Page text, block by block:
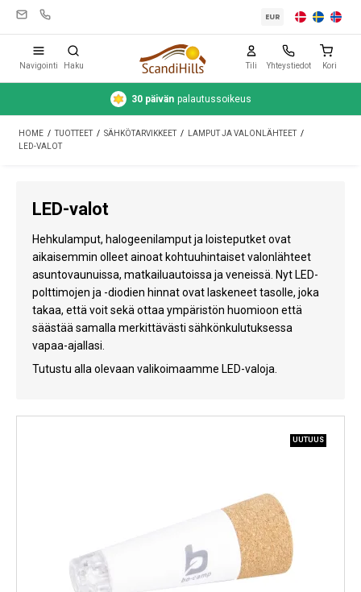
Teltat
Puhdistus ja hoito
Matkavarusteet
Auto ja peräkärry
Kaasu
Vesi
Kylmälaitteet
EUR
Navigointi Haku Tili Yhteystiedot Kori
palautussoikeus
HOME / TUOTTEET / SÄHKÖTARVIKKEET / LAMPUT JA VALONLÄHTEET /
LED-VALOT
LED-valot
Hehkulamput, halogeenilamput ja loisteputket ovat
aikaisemmin olleet ainoat kohtuuhintaiset valonlähteet
asuntovaunuissa, matkailuautoissa ja veneissä. Nyt LED-
polttimojen ja -diodien hinnat ovat laskeneet tasolle, joka
takaa, että voit sekä ottaa ympäristön huomioon että
säästää samalla merkittävästi sähkönkulutuksessa
vapaa-ajallasi.
Tutustu alla olevaan valikoimaamme LED-valoja.
UUTUUS